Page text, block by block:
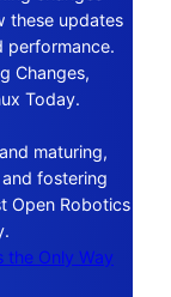
these updates
performance.
Changes,
Today.
maturing,
fostering
Open Robotics
the Only Way